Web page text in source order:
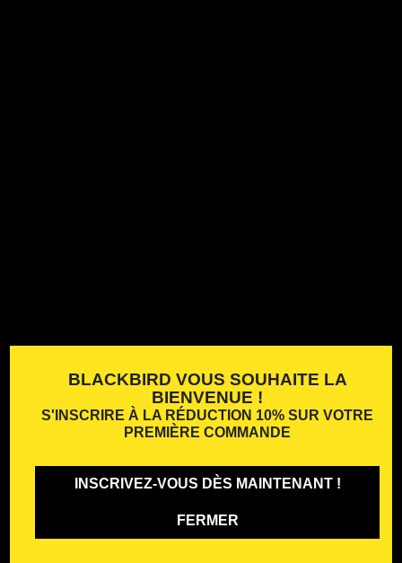
BLACKBIRD VOUS SOUHAITE LA
BIENVENUE !
S'INSCRIRE À LA RÉDUCTION 10% SUR VOTRE
PREMIÈRE COMMANDE
INSCRIVEZ-VOUS DÈS MAINTENANT !
FERMER